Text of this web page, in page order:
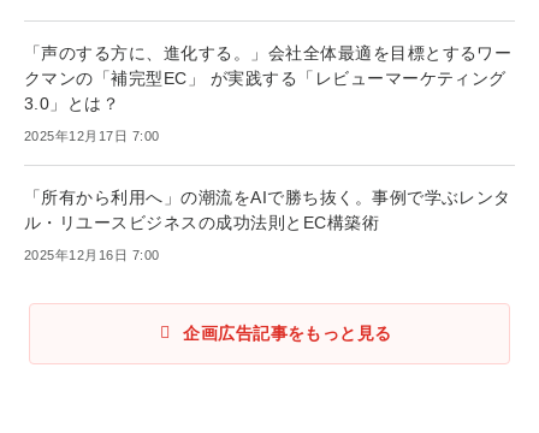
「声のする方に、進化する。」会社全体最適を目標とするワー
クマンの「補完型EC」 が実践する「レビューマーケティング
3.0」とは？
2025年12月17日 7:00
「所有から利用へ」の潮流をAIで勝ち抜く。事例で学ぶレンタ
ル・リユースビジネスの成功法則とEC構築術
2025年12月16日 7:00
企画広告記事をもっと見る